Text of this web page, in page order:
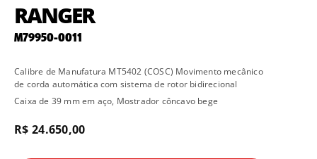
RANGER
M79950-0011
Calibre de Manufatura MT5402 (COSC) Movimento mecânico
de corda automática com sistema de rotor bidirecional
Caixa de 39 mm em aço, Mostrador côncavo bege
R$ 24.650,00